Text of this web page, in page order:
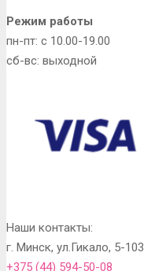
Режим работы
пн-пт: с 10.00-19.00
сб-вс: выходной
Наши контакты:
г. Минск, ул.Гикало, 5-103
+375 (44) 594-50-08